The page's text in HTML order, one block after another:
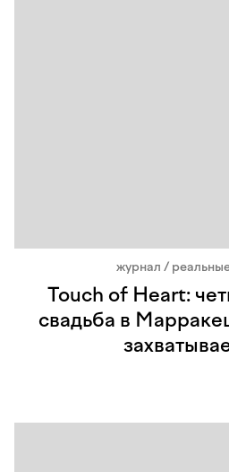
журнал /
Touch of Heart:
свадьба в